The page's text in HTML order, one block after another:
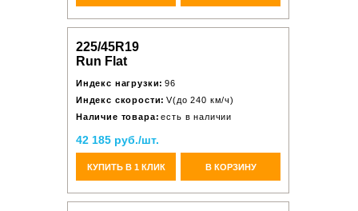
225/45R19
Run Flat
Индекс нагрузки: 96
Индекс скорости: V(до 240 км/ч)
Наличие товара: есть в наличии
42 185 руб./шт.
КУПИТЬ В 1 КЛИК В КОРЗИНУ